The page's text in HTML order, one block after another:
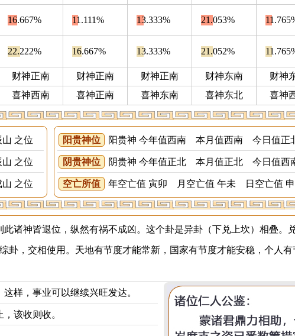
16.667% 11.111% 13.333% 21.053%
22.222% 16.667% 13.333% 21.052%
财神正南 财神正南 财神正南 财神东南
财神
喜神西南 喜神正南 喜神东南 喜神东北 喜神
之位
之位
之位
阳贵神位 阳贵神 今年值西南 本月值西南 今日值
阴贵神位 阴贵神 今年值正北 本月值正北 今日值西
空亡所值 年空亡值 寅卯 月空亡值 午未 日空亡值
神皆退位，纵然有祸不成凶。这个卦是异卦（下兑上坎）相叠。
，交相使用。天地有节度才能常新，国家有节度才能安稳，个人有
样，事业可以继续兴旺发达。
该收则收。